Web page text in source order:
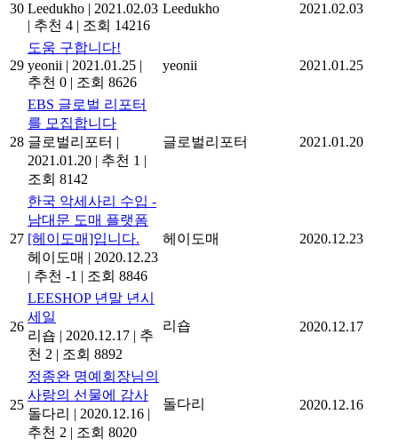
30 Leedukho | 2021.02.03
| 추천 4 | 조회 14216
Leedukho 2021.02.03
29
도움 구합니다!
yeonii | 2021.01.25 |
추천 0 | 조회 8626
yeonii 2021.01.25
28
EBS 글로벌 리포터
를 모집합니다
글로벌리포터 |
2021.01.20 | 추천 1 |
조회 8142
글로벌리포터 2021.01.20
27
한국 악세사리 수입 -
남대문 도매 플랫폼
[헤이도매]입니다.
헤이도매 | 2020.12.23
| 추천 -1 | 조회 8846
헤이도매 2020.12.23
26
LEESHOP 년말 년시
세일
리숍 | 2020.12.17 | 추
천 2 | 조회 8892
리숍 2020.12.17
25
정종완 명예회장님의
사랑의 선물에 감사
돌다리 | 2020.12.16 |
추천 2 | 조회 8020
돌다리 2020.12.16